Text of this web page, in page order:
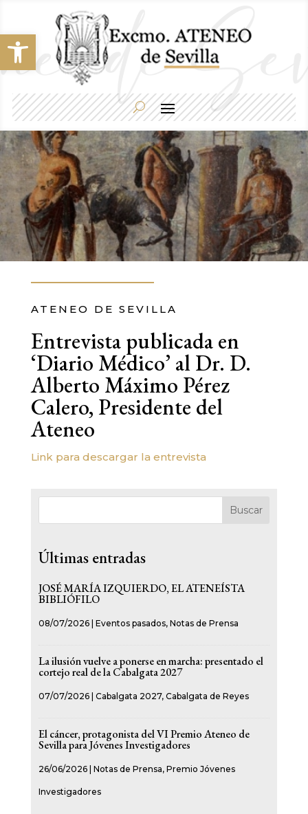
Abrir barra de herramientas
ATENEO DE SEVILLA
Entrevista publicada en
‘Diario Médico’ al Dr. D.
Alberto Máximo Pérez
Calero, Presidente del
Ateneo
Link para descargar la entrevista
Buscar
Últimas entradas
JOSÉ MARÍA IZQUIERDO, EL ATENEÍSTA
BIBLIÓFILO
08/07/2026| Eventos pasados, Notas de Prensa
La ilusión vuelve a ponerse en marcha: presentado el
cortejo real de la Cabalgata 2027
07/07/2026| Cabalgata 2027, Cabalgata de Reyes
El cáncer, protagonista del VI Premio Ateneo de
Sevilla para Jóvenes Investigadores
26/06/2026| Notas de Prensa, Premio Jóvenes
Investigadores